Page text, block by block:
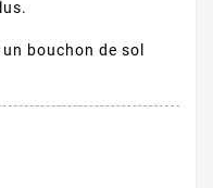
bouchon de sol